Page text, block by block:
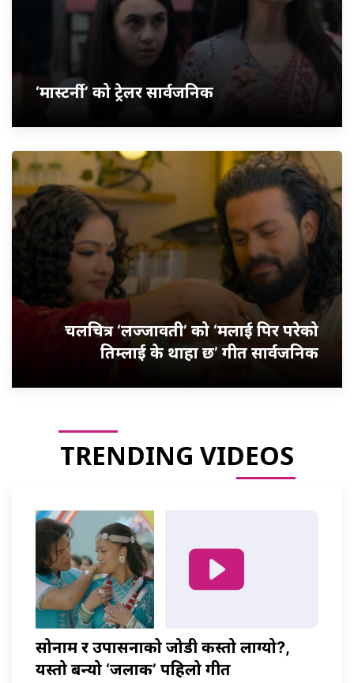
‘मास्टर्नी’ को ट्रेलर सार्वजनिक
चलचित्र ‘लज्जावती’ को ‘मलाई पिर परेको
तिम्लाई के थाहा छ’ गीत सार्वजनिक
TRENDING VIDEOS
सोनाम र उपासनाको जोडी कस्तो लाग्यो?,
यस्तो बन्यो ‘जलाकी’ पहिलो गीत